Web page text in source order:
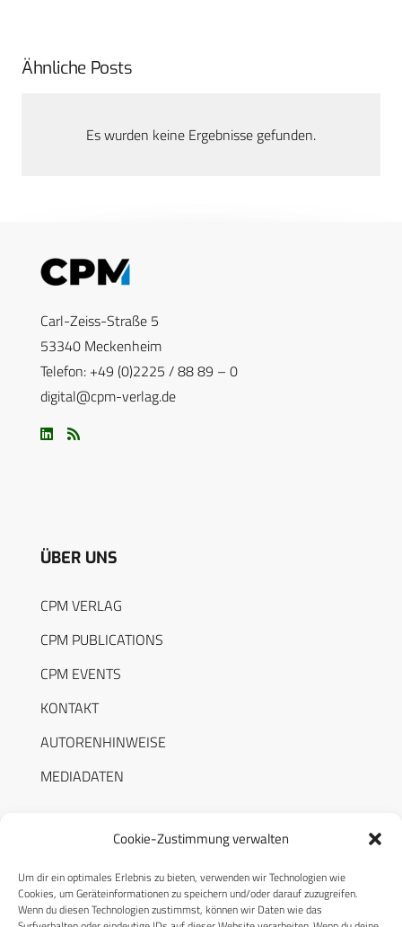
Cookie-Zustimmung verwalten
Um dir ein optimales Erlebnis zu bieten, verwenden wir Technologien wie
Cookies, um Geräteinformationen zu speichern und/oder darauf zuzugreifen.
Wenn du diesen Technologien zustimmst, können wir Daten wie das
Ähnliche Posts
Es wurden keine Ergebnisse gefunden.
Carl-Zeiss-Straße 5
53340 Meckenheim
Telefon: +49 (0)2225 / 88 89 – 0
digital@cpm-verlag.de
ÜBER UNS
CPM VERLAG
CPM PUBLICATIONS
CPM EVENTS
KONTAKT
AUTORENHINWEISE
MEDIADATEN
RECHTLICHES